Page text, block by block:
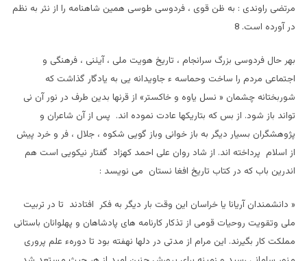
مرتضی راوندی : به ظن قوی ، فردوسی طوسی همین شاهنامه را از نثر به نظم
در آورده است. 8
بهر حال فردوسی بزرگ سرانجام ، تاريخ هويت ملی ، آيئنی ، فرهنگی و
اجتماعی مردم را ساخت وحماسه ء جاويدانه یی به يادگار گذاشت که
شوربختانه چشمان « نسل ياوه و خاکستر» از قرنها بدين طرف در نور آن نی
تواند باز شود. از بس که بتاريکها عادت نموده اند. پس از آن شاعران و
پژوهشگران بسيار ديگر به باز خوانی وباز گويی شکوه ، جلال ، فر و خرد پيش
از اسلام پرداخته اند. از شاد روان علی احمد کهزاد گفتار نيکویی است هم
اندرين باب که در کتاب تاريخ افغا نستان می نويسد :
« دانشمندان آريانا يا خراسان اين وقت بار ديگر به فکر افتادند تا در تربيت
ملی وتقويت روحيات قومی از تذکار کارنامه های پادشاهان و پهلوانان باستانی
مملکت کار بگيرند. اين مرام از مدتی در دلها نهفته بود تا دورهء علم پروری